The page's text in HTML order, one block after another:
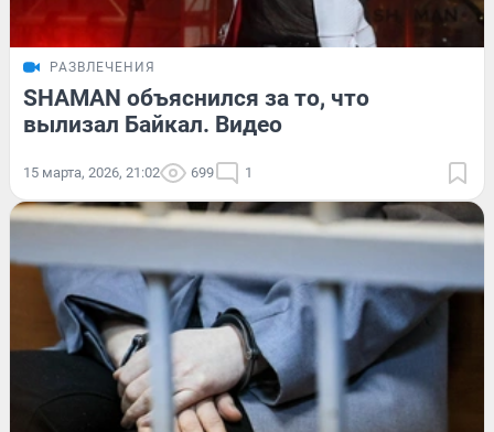
РАЗВЛЕЧЕНИЯ
SHAMAN объяснился за то, что
вылизал Байкал. Видео
15 марта, 2026, 21:02 699 1